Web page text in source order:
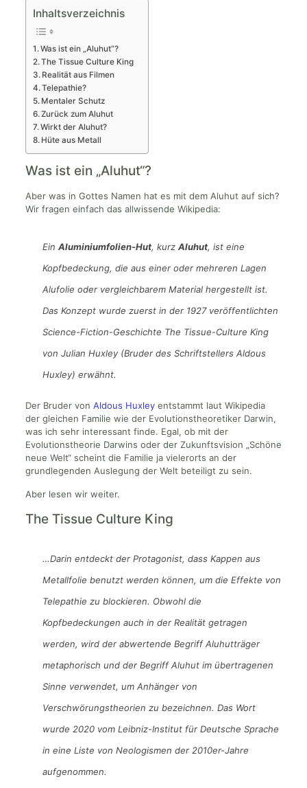
Inhaltsverzeichnis
Was ist ein „Aluhut“?
The Tissue Culture King
Realität aus Filmen
Telepathie?
Mentaler Schutz
Zurück zum Aluhut
Wirkt der Aluhut?
Hüte aus Metall
Was ist ein „Aluhut“?
Aber was in Gottes Namen hat es mit dem Aluhut auf sich?
Wir fragen einfach das allwissende Wikipedia:
Ein Aluminiumfolien-Hut, kurz Aluhut, ist eine
Kopfbedeckung, die aus einer oder mehreren Lagen
Alufolie oder vergleichbarem Material hergestellt ist.
Das Konzept wurde zuerst in der 1927 veröffentlichten
Science-Fiction-Geschichte The Tissue-Culture King
von Julian Huxley (Bruder des Schriftstellers Aldous
Huxley) erwähnt.
Der Bruder von Aldous Huxleyentstammt laut Wikipedia
der gleichen Familie wie der Evolutionstheoretiker Darwin,
was ich sehr interessant finde. Egal, ob mit der
Evolutionstheorie Darwins oder der Zukunftsvision „Schöne
neue Welt“ scheint die Familie ja vielerorts an der
grundlegenden Auslegung der Welt beteiligt zu sein.
Aber lesen wir weiter.
The Tissue Culture King
…Darin entdeckt der Protagonist, dass Kappen aus
Metallfolie benutzt werden können, um die Effekte von
Telepathie zu blockieren. Obwohl die
Kopfbedeckungen auch in der Realität getragen
werden, wird der abwertende Begriff Aluhutträger
metaphorisch und der Begriff Aluhut im übertragenen
Sinne verwendet, um Anhänger von
Verschwörungstheorien zu bezeichnen. Das Wort
wurde 2020 vom Leibniz-Institut für Deutsche Sprache
in eine Liste von Neologismen der 2010er-Jahre
aufgenommen.